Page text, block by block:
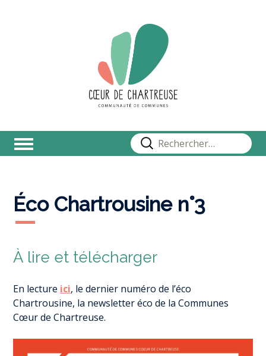
Rechercher :
Éco Chartrousine n°3
À lire et télécharger
En lecture ici, le dernier numéro de l’éco
Chartrousine, la newsletter éco de la Communes
Cœur de Chartreuse.